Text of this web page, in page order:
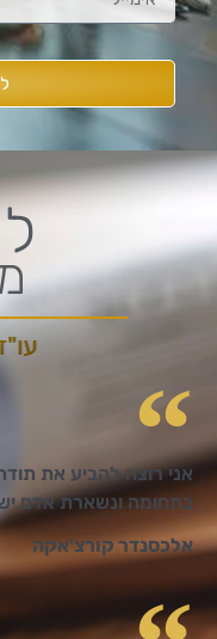
אני רוצה להביע את
בתחומה ונשארת אדם
אלכסנדר קורצ'אקה